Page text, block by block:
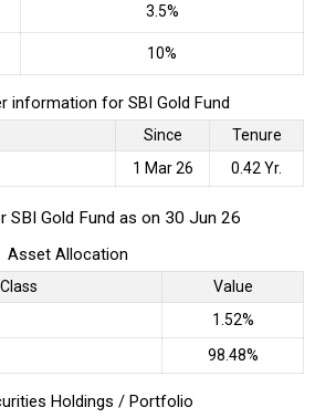
3.5%
10%
information for SBI Gold Fund
Since
Tenure
1 Mar 26 0.42 Yr.
SBI Gold Fund as on 30 Jun 26
Asset Allocation
Value
1.52%
98.48%
Holdings / Portfolio